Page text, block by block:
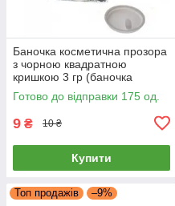
Баночка косметична прозора
з чорною квадратною
кришкою 3 гр (баночка
герметична, з кришкою, для
крему)
Готово до відправки 175 од.
9 ₴ 10 ₴
Купити
Топ продажів –9%